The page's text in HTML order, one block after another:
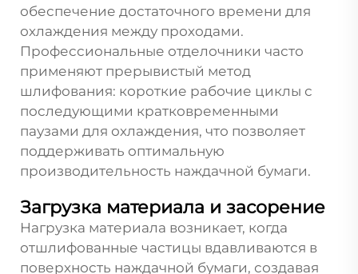
обеспечение достаточного времени для
охлаждения между проходами.
Профессиональные отделочники часто
применяют прерывистый метод
шлифования: короткие рабочие циклы с
последующими кратковременными
паузами для охлаждения, что позволяет
поддерживать оптимальную
производительность наждачной бумаги.
Загрузка материала и засорение
Нагрузка материала возникает, когда
отшлифованные частицы вдавливаются в
поверхность наждачной бумаги, создавая